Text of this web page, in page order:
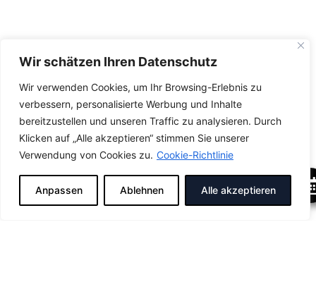
Wir schätzen Ihren Datenschutz
Wir verwenden Cookies, um Ihr Browsing-Erlebnis zu
verbessern, personalisierte Werbung und Inhalte
bereitzustellen und unseren Traffic zu analysieren. Durch
Klicken auf „Alle akzeptieren“ stimmen Sie unserer
Verwendung von Cookies zu. Cookie-Richtlinie
Anpassen Ablehnen Alle akzeptieren